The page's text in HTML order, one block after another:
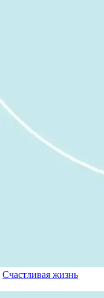
Счастливая жизнь